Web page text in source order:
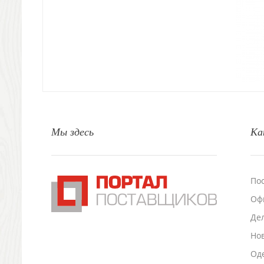
Промо
Антистрессы
Мы здесь